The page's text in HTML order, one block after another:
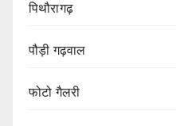
पिथौरागढ़
पौड़ी गढ़वाल
फोटो गैलरी